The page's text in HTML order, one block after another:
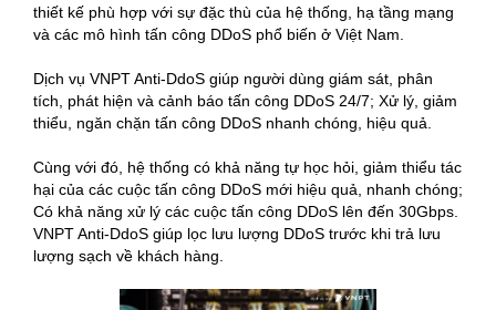
thiết kế phù hợp với sự đặc thù của hệ thống, hạ tầng mạng
và các mô hình tấn công DDoS phổ biến ở Việt Nam.
Dịch vụ VNPT Anti-DdoS giúp người dùng giám sát, phân
tích, phát hiện và cảnh báo tấn công DDoS 24/7; Xử lý, giảm
thiểu, ngăn chặn tấn công DDoS nhanh chóng, hiệu quả.
Cùng với đó, hệ thống có khả năng tự học hỏi, giảm thiểu tác
hại của các cuộc tấn công DDoS mới hiệu quả, nhanh chóng;
Có khả năng xử lý các cuộc tấn công DDoS lên đến 30Gbps.
VNPT Anti-DdoS giúp lọc lưu lượng DDoS trước khi trả lưu
lượng sạch về khách hàng.